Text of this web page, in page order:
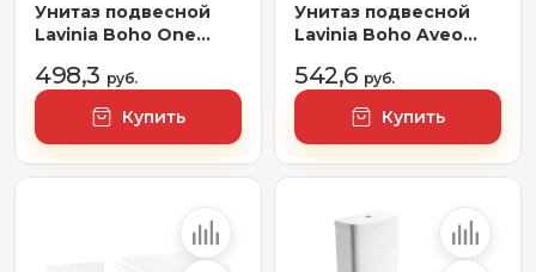
Унитаз подвесной
Lavinia Boho One
(чаша,
пневмокрышка)
498,3 руб.
Купить
Унитаз подвесной
Lavinia Boho Aveo
(чаша,
пневмокрышка)
542,6 руб.
Купить